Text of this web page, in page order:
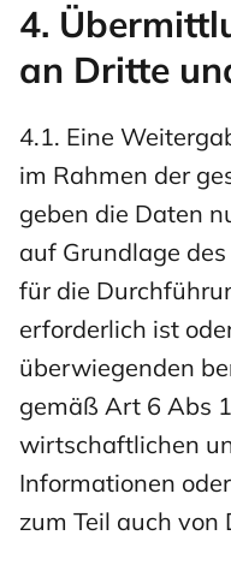
4.
an Dritte
4.1. Eine
im Rahmen der
geben die Daten
auf Grundlage
für die
erforderlich ist
überwiegenden
gemäß Art 6 Abs
wirtschaftlichen
Informationen
zum Teil auch